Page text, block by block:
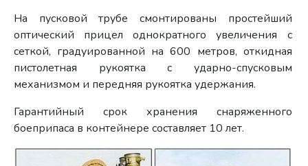
На пусковой трубе смонтированы простейший
оптический прицел однократного увеличения с
сеткой, градуированной на 600 метров, откидная
пистолетная рукоятка с ударно-спусковым
механизмом и передняя рукоятка удержания.
Гарантийный срок хранения снаряженного
боеприпаса в контейнере составляет 10 лет.